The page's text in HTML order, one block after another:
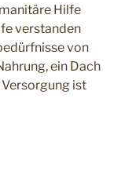
Hilfe
verstanden
von
ein Dach
ist